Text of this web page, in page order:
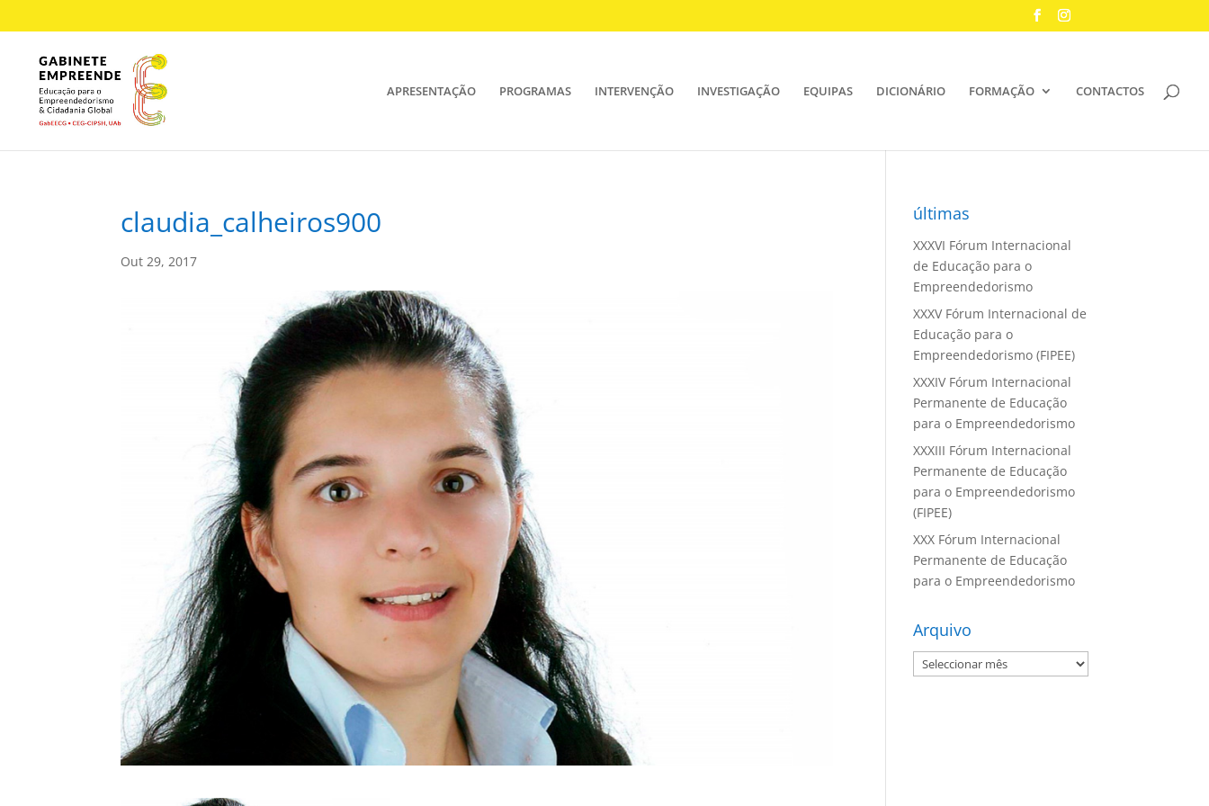
APRESENTAÇÃO PROGRAMAS INTERVENÇÃO INVESTIGAÇÃO EQUIPAS DICIONÁRIO FORMAÇÃO CONTACTOS
claudia_calheiros900
Out 29, 2017
últimas
XXXVI Fórum Internacional
de Educação para o
Empreendedorismo
XXXV Fórum Internacional de
Educação para o
Empreendedorismo (FIPEE)
XXXIV Fórum Internacional
Permanente de Educação
para o Empreendedorismo
XXXIII Fórum Internacional
Permanente de Educação
para o Empreendedorismo
(FIPEE)
XXX Fórum Internacional
Permanente de Educação
para o Empreendedorismo
Arquivo
Arquivo